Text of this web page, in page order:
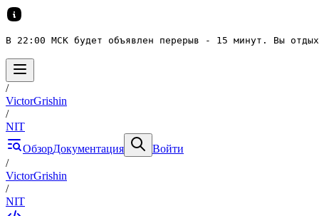
В 22:00 МСК будет объявлен перерыв - 15 минут. Вы
/
VictorGrishin
/
NIT
ОбзорДокументация
Войти
/
VictorGrishin
/
NIT